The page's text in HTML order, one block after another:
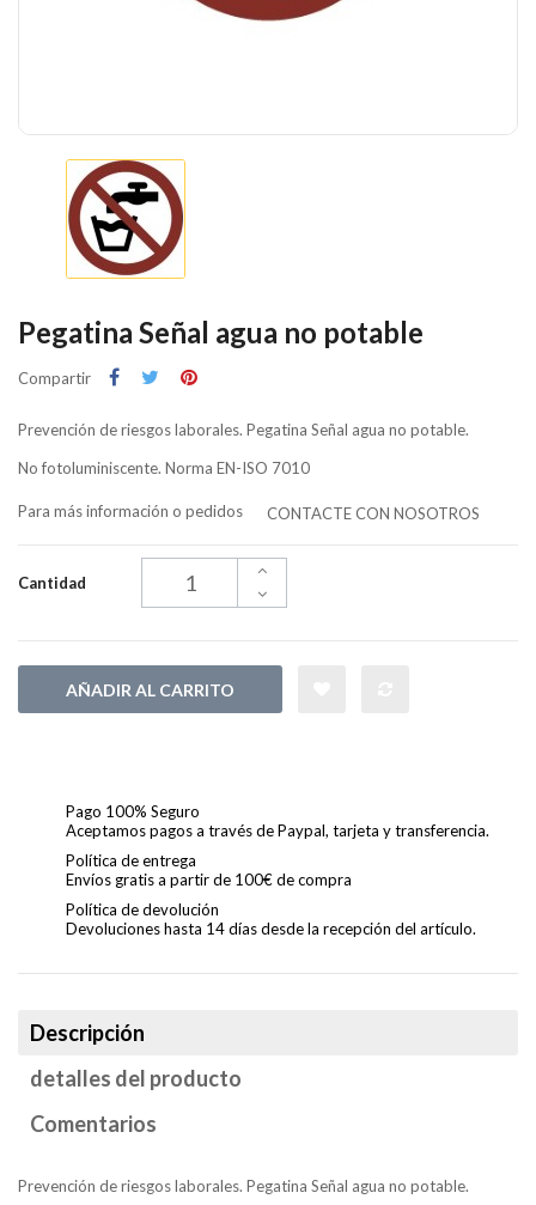
Pegatina Señal agua no potable
Compartir
Prevención de riesgos laborales. Pegatina Señal agua no potable.
No fotoluminiscente. Norma EN-ISO 7010
Para más información o pedidos CONTACTE CON NOSOTROS
Cantidad
AÑADIR AL CARRITO
Pago 100% Seguro
Aceptamos pagos a través de Paypal, tarjeta y transferencia.
Política de entrega
Envíos gratis a partir de 100€ de compra
Política de devolución
Devoluciones hasta 14 días desde la recepción del artículo.
Descripción
detalles del producto
Comentarios
Prevención de riesgos laborales. Pegatina Señal agua no potable.